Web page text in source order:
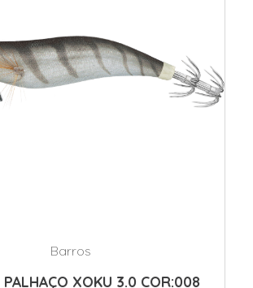
Barros
PALHAÇO XOKU 3.0 COR:008